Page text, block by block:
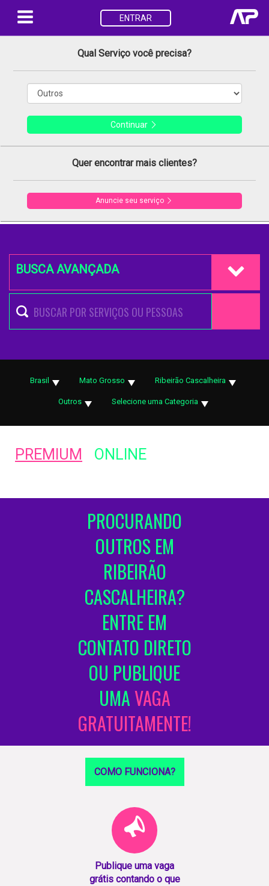
ENTRAR
Qual Serviço você precisa?
Continuar
Quer encontrar mais clientes?
Anuncie seu serviço
BUSCA AVANÇADA
Brasil Mato Grosso Ribeirão Cascalheira
Outros Selecione uma Categoria
PREMIUM ONLINE
PROCURANDO
OUTROS EM
RIBEIRÃO
CASCALHEIRA?
ENTRE EM
CONTATO DIRETO
OU PUBLIQUE
UMAVAGA
GRATUITAMENTE!
COMO FUNCIONA?
Publique uma vaga
grátis contando o que